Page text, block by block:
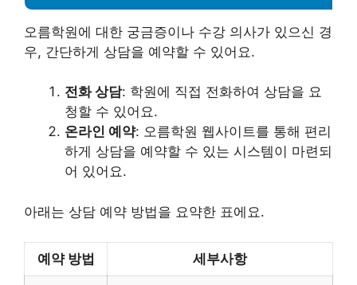
오름학원에 대한 궁금증이나 수강 의사가 있으신 경
우, 간단하게 상담을 예약할 수 있어요.
전화 상담: 학원에 직접 전화하여 상담을 요
청할 수 있어요.
온라인 예약: 오름학원 웹사이트를 통해 편리
하게 상담을 예약할 수 있는 시스템이 마련되
어 있어요.
아래는 상담 예약 방법을 요약한 표에요.
예약 방법 세부사항